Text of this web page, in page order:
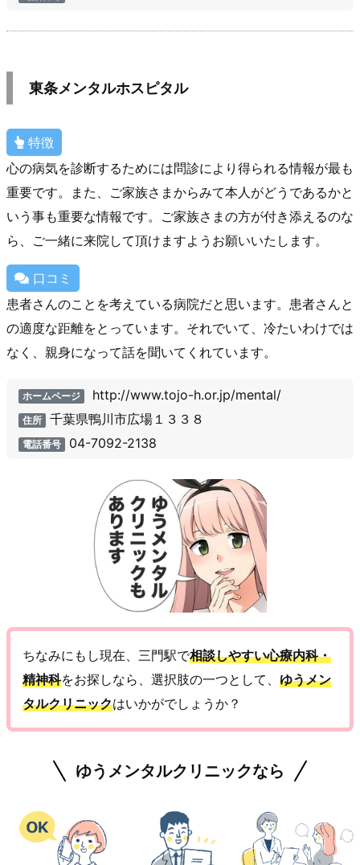
東条メンタルホスピタル
特徴
心の病気を診断するためには問診により得られる情報が最も
重要です。また、ご家族さまからみて本人がどうであるかと
いう事も重要な情報です。ご家族さまの方が付き添えるのな
ら、ご一緒に来院して頂けますようお願いいたします。
口コミ
患者さんのことを考えている病院だと思います。患者さんと
の適度な距離をとっています。それでいて、冷たいわけでは
なく、親身になって話を聞いてくれています。
ホームページ http://www.tojo-h.or.jp/mental/
住所 千葉県鴨川市広場１３３８
電話番号 04-7092-2138
ちなみにもし現在、三門駅で相談しやすい心療内科・
精神科をお探しなら、選択肢の一つとして、 ゆうメン
タルクリニックはいかがでしょうか？
ゆうメンタルクリニックなら